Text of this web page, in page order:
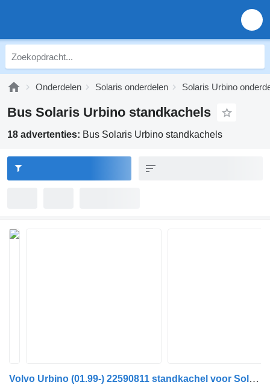
Onderdelen Solaris onderdelen Solaris Urbino
Bus Solaris Urbino standkachels
18 advertenties: Bus Solaris Urbino standkachels
Volvo Urbino (01.99-) 22590811 standkachel voor Solaris Urbino (01.99-) bus